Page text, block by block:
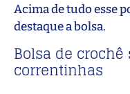
Acima de tudo esse
destaque a bolsa.
Bolsa de
correntinhas